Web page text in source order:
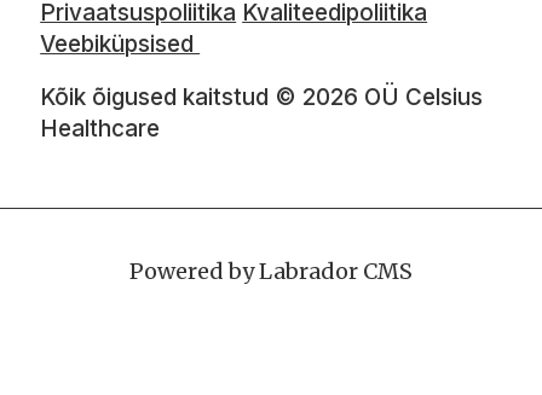
Privaatsuspoliitika Kvaliteedipoliitika
Veebiküpsised
Kõik õigused kaitstud © 2026 OÜ Celsius
Healthcare
Powered by Labrador CMS